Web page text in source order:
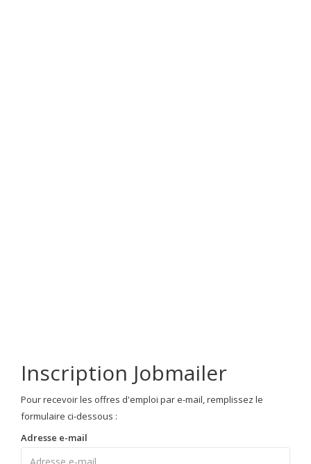
Inscription Jobmailer
Pour recevoir les offres d'emploi par e-mail, remplissez le
formulaire ci-dessous :
Adresse e-mail